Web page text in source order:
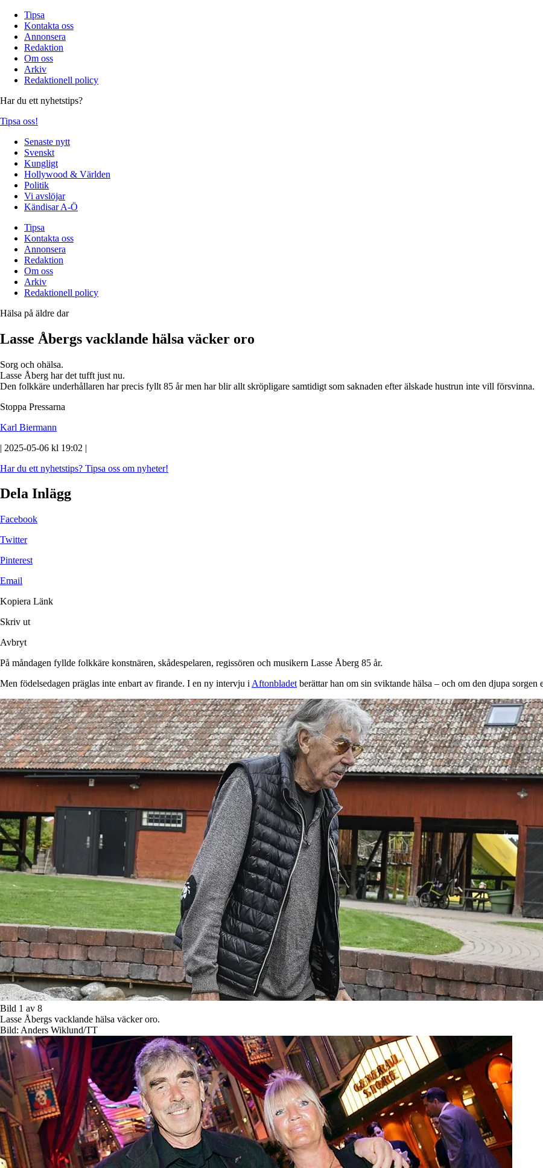
Tipsa
Kontakta oss
Annonsera
Redaktion
Om oss
Arkiv
Redaktionell policy
Har du ett nyhetstips?
Tipsa oss!
Senaste nytt
Svenskt
Kungligt
Hollywood & Världen
Politik
Vi avslöjar
Kändisar A-Ö
Tipsa
Kontakta oss
Annonsera
Redaktion
Om oss
Arkiv
Redaktionell policy
Hälsa på äldre dar
Lasse Åbergs vacklande hälsa väcker oro
Sorg och ohälsa.
Lasse Åberg har det tufft just nu.
Den folkkäre underhållaren har precis fyllt 85 år men har blir allt skröpligare samtidigt som saknaden efter älskade hustrun inte vill försvinna.
Stoppa Pressarna
Karl Biermann
| 2025-05-06 kl 19:02 |
Har du ett nyhetstips? Tipsa oss om nyheter!
Dela Inlägg
Facebook
Twitter
Pinterest
Email
Kopiera Länk
Skriv ut
Avbryt
På måndagen fyllde folkkäre konstnären, skådespelaren, regissören och musikern Lasse Åberg 85 år.
Men födelsedagen präglas inte enbart av firande. I en ny intervju i Aftonbladet berättar han om sin sviktande hälsa – och om den djupa sorgen
Bild 1 av 8
Lasse Åbergs vacklande hälsa väcker oro.
Bild: Anders Wiklund/TT